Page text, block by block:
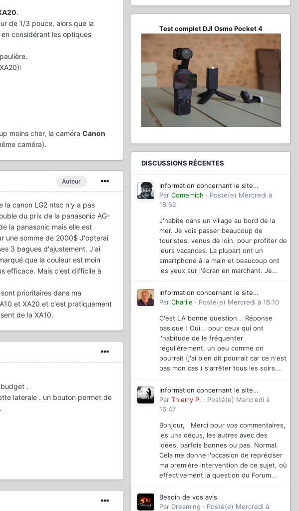
.
de 1/3 pouce, alors que la
considérant les optiques
moins cher, la caméra Canon
caméra).
Auteur
la canon LG2 ntsc n'y a pas
du prix de la panasonic AG-
la panasonic mais elle est
une somme de 2000$ J'opterai
3 bagues d'ajustement. J'ai
que la couleur est moin
efficace. Mais c'est difficile à
prioritaires dans ma
et XA20 et c'est pratiquement
de la XA10.
.
laterale . un bouton permet de
Test complet DJI Osmo Pocket 4
DISCUSSIONS RÉCENTES
Information concernant le site
magazinevideo
Par Comemich · Posté(e) Mercredi à
18:52
J'habite dans un village au bord de la
mer. Je vois passer beaucoup de
touristes, venus de loin, pour profiter de
leurs vacances. La plupart ont un
smartphone à la main et beaucoup ont
les yeux sur l'écran en marchant. Je...
Information concernant le site
magazinevideo
Par Charlie · Posté(e) Mercredi à 18:10
C'est LA bonne question... Réponse
basique : Oui... pour ceux qui ont
l'habitude de le fréquenter
régulièrement, un peu comme on
pourrait (j'ai bien dit pourrait car ce n'est
pas mon cas ) s'arrêter tous les soirs...
Information concernant le site
magazinevideo
Par Thierry P. · Posté(e) Mercredi à
16:47
Bonjour, Merci pour vos commentaires,
les uns déçus, les autres avec des
idées, parfois bonnes ou pas. Normal.
Cela me donne l'occasion de repréciser
ma première intervention de ce sujet, où
effectivement la question du Forum...
Besoin de vos avis
Par Dreaming · Posté(e) Mercredi à